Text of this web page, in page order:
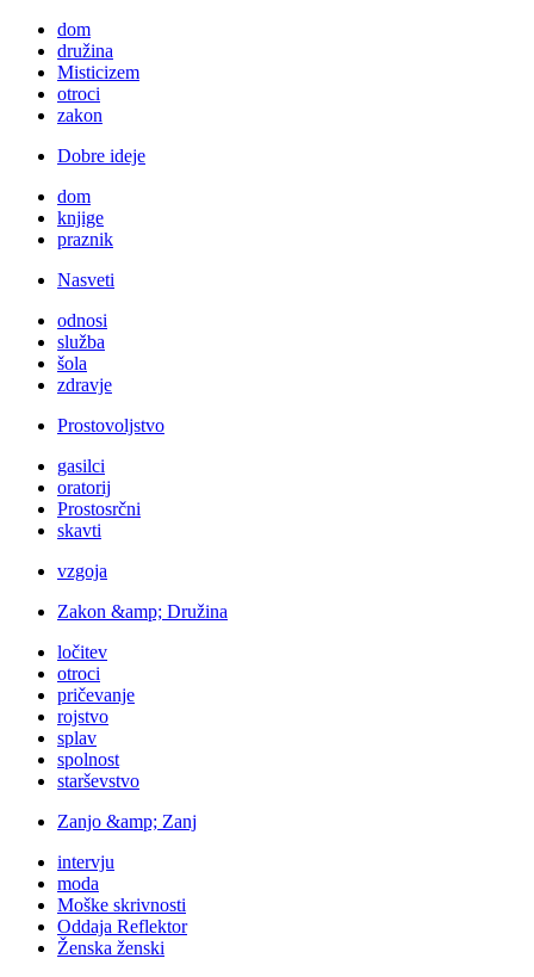
dom
družina
Misticizem
otroci
zakon
Dobre ideje
dom
knjige
praznik
Nasveti
odnosi
služba
šola
zdravje
Prostovoljstvo
gasilci
oratorij
Prostosrčni
skavti
vzgoja
Zakon &amp; Družina
ločitev
otroci
pričevanje
rojstvo
splav
spolnost
starševstvo
Zanjo &amp; Zanj
intervju
moda
Moške skrivnosti
Oddaja Reflektor
Ženska ženski